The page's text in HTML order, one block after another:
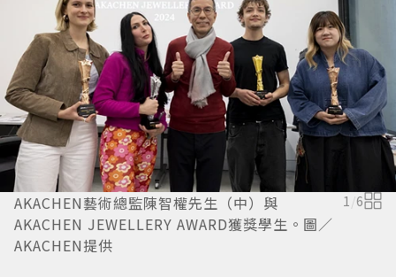
AKACHEN藝術總監陳智權先生（中）與
AKACHEN JEWELLERY AWARD獲獎學生。圖／
AKACHEN提供
1 /6